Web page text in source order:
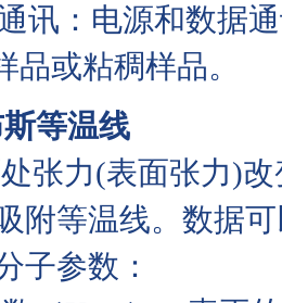
讯：电源和数
或粘稠样品。
等温线
张力(表面张力)
附等温线。数据
子参数：